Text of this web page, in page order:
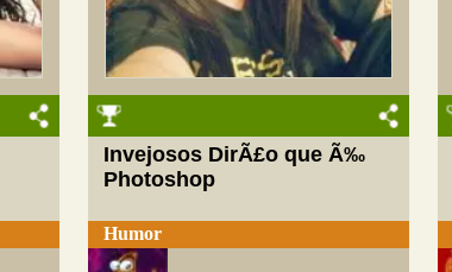
Invejosos DirÃ£o que Ã‰
Photoshop
Humor